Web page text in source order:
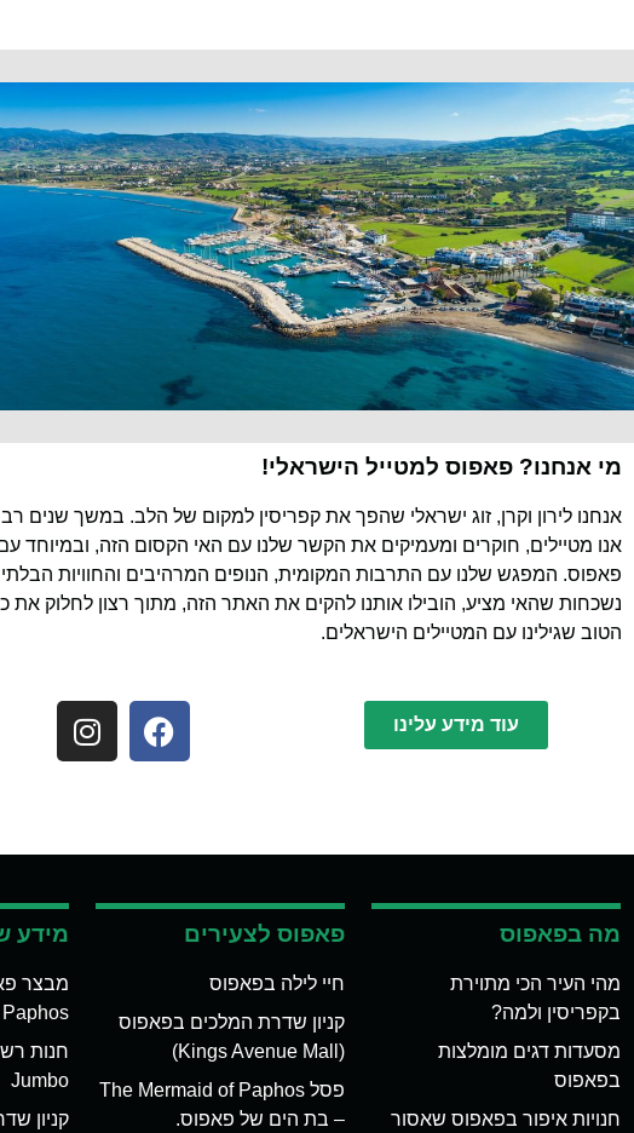
מי אנחנו? פאפוס למטייל הישראלי!
אנחנו לירון וקרן, זוג ישראלי שהפך את קפריסין למקום של הלב. במשך שנים
אנו מטיילים, חוקרים ומעמיקים את הקשר שלנו עם האי הקסום הזה, ובמיוחד
פאפוס. המפגש שלנו עם התרבות המקומית, הנופים המרהיבים והחוויות הבלתי
נשכחות שהאי מציע, הובילו אותנו להקים את האתר הזה, מתוך רצון לחלוק את
הטוב שגילינו עם המטיילים הישראלים.
עוד מידע עלינו
מה בפאפוס
מהי העיר הכי מתוירת
בקפריסין ולמה?
מסעדות דגים מומלצות
בפאפוס
חנויות איפור בפאפוס שאסור
פאפוס לצעירים
חיי לילה בפאפוס
קניון שדרת המלכים בפאפוס
(Kings Avenue Mall)
פסל The Mermaid of Paphos
– בת הים של פאפוס.
מידע
חנות
Jumbo
קניון